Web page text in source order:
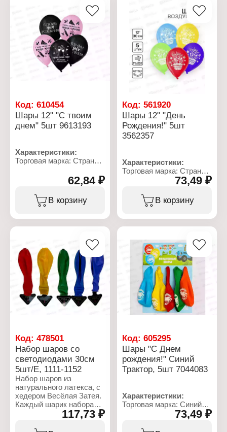
Вариация: Пастель
Размер: 10" (25 см)
Цвет: в ассортименте
Материал: латекс
Количество в упаковке:
100 шт
Упаковка: в пакете
Размер упаковки: 16х9х1
Код: 610454
Шары 12" "С твоим
днем" 5шт 9613193
Характеристики:
Торговая марка: Страна
Артикул: 9613193
Тип товара: Воздушные
шары
Дизайн: "С твоим днём"
Размер: 12" (30 см)
розовый, черный
Упаковка: в пакете
Размер упаковки:
16х9х0,5 см
62,84 ₽
В корзину
Код:561920
Шары 12" "День
Рождения!" 5шт
3562357
Характеристики:
Торговая марка: Страна
Тип товара: Воздушные
Количество: 5 шт
Материал: латекс
Назначение: для гелия и
воздуха
73,49 ₽
В корзину
Код: 478501
Набор шаров со
светодиодами 30см
5шт/Е, 1111-1152
Набор шаров из
натурального латекса, с
хедером Весёлая Затея.
Каждый шарик набора
комплектуется
светодиодом внутри
117,73 ₽
Код:605295
Шары "С Днем
рождения!" Синий
Трактор, 5шт 7044083
Характеристики:
Торговая марка: Синий
73,49 ₽